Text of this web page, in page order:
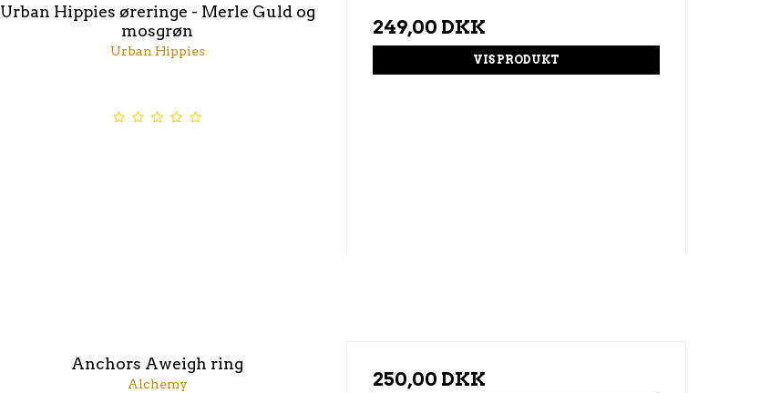
Urban Hippies øreringe - Merle Guld og
mosgrøn
Urban Hippies
249,00 DKK
VIS PRODUKT
Anchors Aweigh ring
Alchemy 250,00 DKK